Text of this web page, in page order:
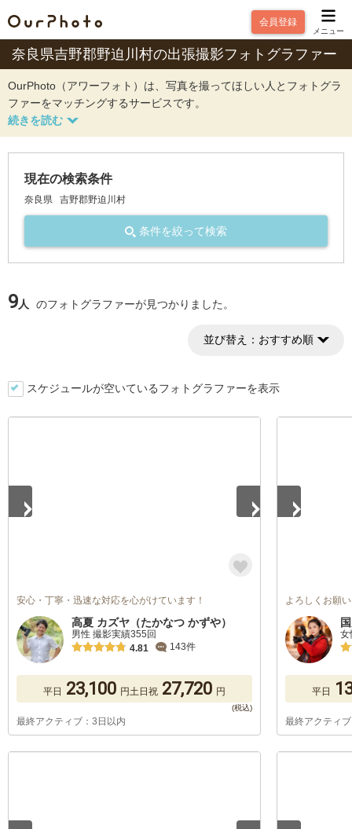
会員登録
メニュー
奈良県吉野郡野迫川村の出張撮影フォトグラファー
OurPhoto（アワーフォト）は、写真を撮ってほしい人とフォトグラ
ファーをマッチングするサービスです。
現在の検索条件
奈良県 吉野郡野迫川村
条件を絞って検索
9人 のフォトグラファーが見つかりました。
並び替え： おすすめ順
スケジュールが空いているフォトグラファーを表示
安心・丁寧・迅速な対応を心がけています！
高夏 カズヤ（たかなつ かずや）
男性 撮影実績355回
4.81
143件
平日 23,100 円土日祝 27,720 円
最終アクティブ：3日以内
よろしくお願
女
平日
最終アクティ